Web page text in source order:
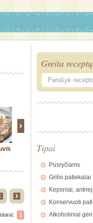
Suktinukai
3
Greita
Tipai
Pusryčiams
Grilio patiekalai
Kepsniai, antrieji
Konservuoti
Alkoholiniai